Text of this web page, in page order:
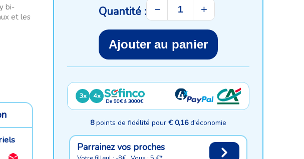
Quantité : − +
Ajouter au panier
3x 4x
De 90€ à 3000€
8points de fidélité pour€ 0,16d'économie
Parrainez vos proches
bi-
et les